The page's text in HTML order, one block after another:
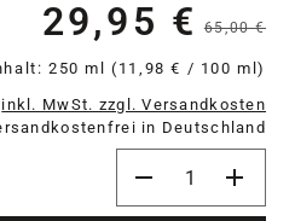
Verkaufspreis:
29,95 € 65,00 €
250 ml(11,98 € / 100 ml)
inkl. MwSt. zzgl. Versandkosten
in Deutschland